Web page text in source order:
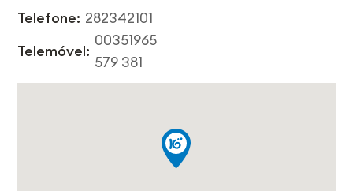
Telefone: 282342101
Telemóvel:
00351965
579 381